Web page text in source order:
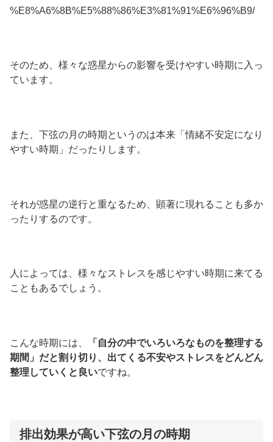
%E8%A6%8B%E5%88%86%E3%81%91%E6%96%B9/
そのため、様々な惑星からの影響を受けやすい時期に入っ
ています。
また、下弦の月の時期というのは本来「情緒不安定になり
やすい時期」だったりします。
それが惑星の逆行と重なるため、顕著に現れることも多か
ったりするのです。
人によっては、様々なストレスを感じやすい時期に来てる
こともあるでしょう。
こんな時期には、
「自分の中でいろいろなものを整理する
期間」だと割り切り、出てくる不安やストレスをどんどん
整理していくと良いですね。
排出効果が高い下弦の月の時期